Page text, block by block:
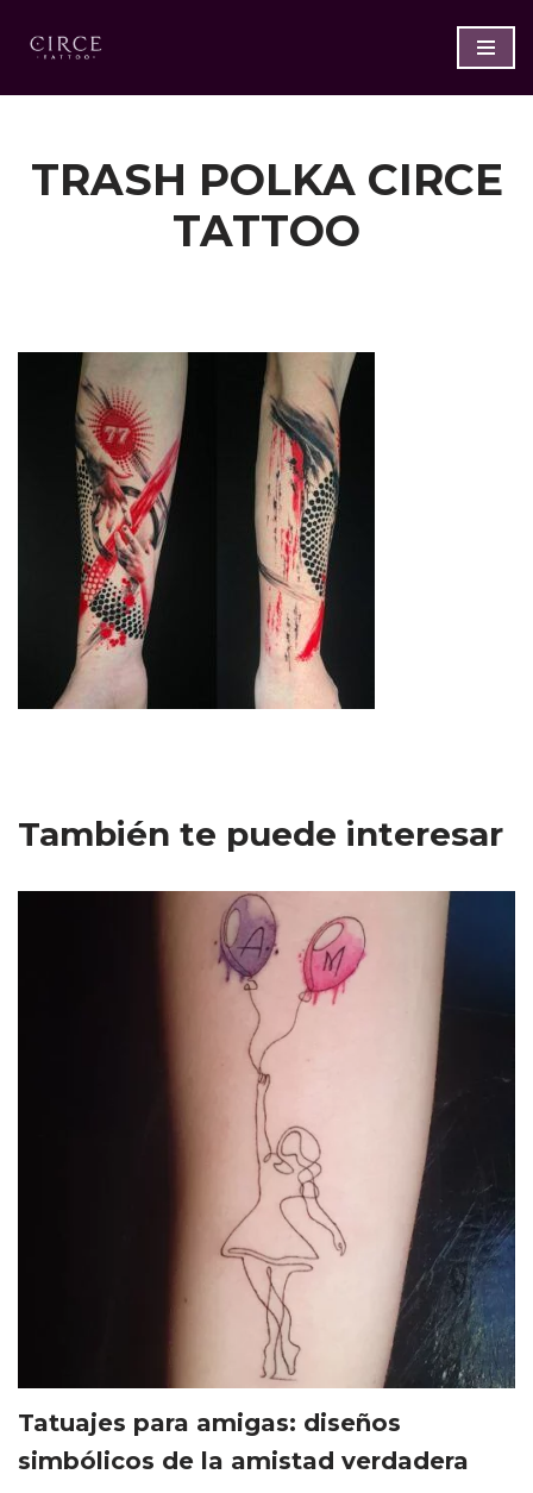
Saltar
al
TRASH POLKA CIRCE
TATTOO
También te puede interesar
Tatuajes para amigas: diseños
simbólicos de la amistad verdadera